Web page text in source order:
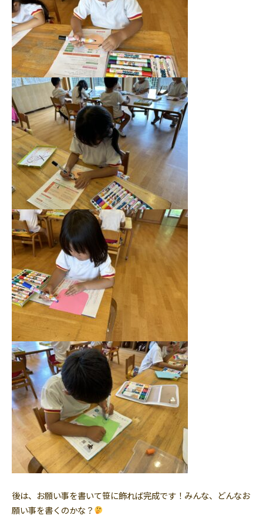
後は、お願い事を書いて笹に飾れば完成です！みんな、どんなお
願い事を書くのかな？